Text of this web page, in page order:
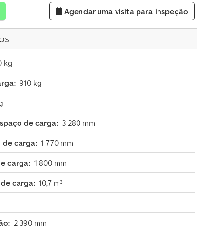
Agendar uma visita para inspeção
kg
910 kg
de carga: 3 280 mm
de carga: 1 770 mm
carga: 1 800 mm
carga: 10,7 m³
2 390 mm